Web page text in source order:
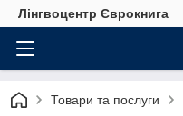
Лінгвоцентр Єврокнига
Товари та послуги